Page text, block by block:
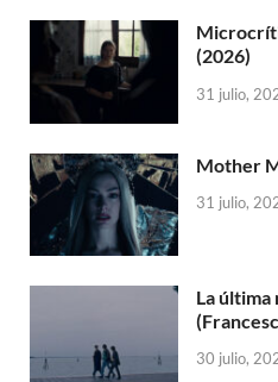
(2026)
31 julio,
Mother
31 julio,
La última
30 julio,